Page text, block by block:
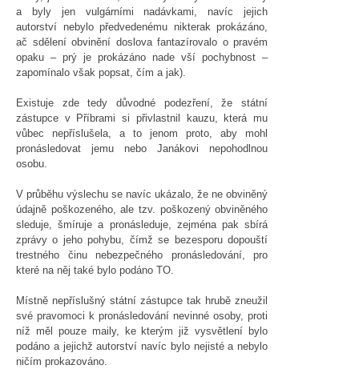
a byly jen vulgárními nadávkami, navíc jejich
autorství nebylo předvedenému nikterak prokázáno,
ač sdělení obvinění doslova fantazírovalo o pravém
opaku – prý je prokázáno nade vší pochybnost –
zapomínalo však popsat, čím a jak).
Existuje zde tedy důvodné podezření, že státní
zástupce v Příbrami si přivlastnil kauzu, která mu
vůbec nepříslušela, a to jenom proto, aby mohl
pronásledovat jemu nebo Janákovi nepohodlnou
osobu.
V průběhu výslechu se navíc ukázalo, že ne obviněný
údajně poškozeného, ale tzv. poškozený obviněného
sleduje, šmíruje a pronásleduje, zejména pak sbírá
zprávy o jeho pohybu, čímž se bezesporu dopouští
trestného činu nebezpečného pronásledování, pro
které na něj také bylo podáno TO.
Místně nepříslušný státní zástupce tak hrubě zneužil
své pravomoci k pronásledování nevinné osoby, proti
níž měl pouze maily, ke kterým již vysvětlení bylo
podáno a jejichž autorství navíc bylo nejisté a nebylo
ničím prokazováno.